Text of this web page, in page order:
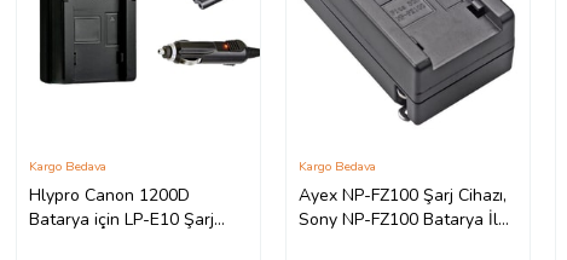
Hlypro Canon 1200D
Batarya için LP-E10 Şarj
Kargo Bedava
Ayex NP-FZ100 Şarj Cihazı,
Sony NP-FZ100 Batarya İle
Kargo Bedava